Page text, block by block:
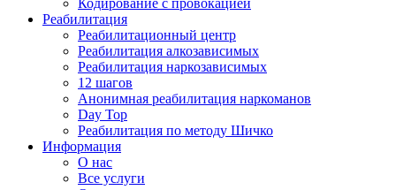
Кодирование с провокацией
Реабилитация
Реабилитационный центр
Реабилитация алкозависимых
Реабилитация наркозависимых
12 шагов
Анонимная реабилитация наркоманов
Day Top
Реабилитация по методу Шичко
Информация
О нас
Все услуги